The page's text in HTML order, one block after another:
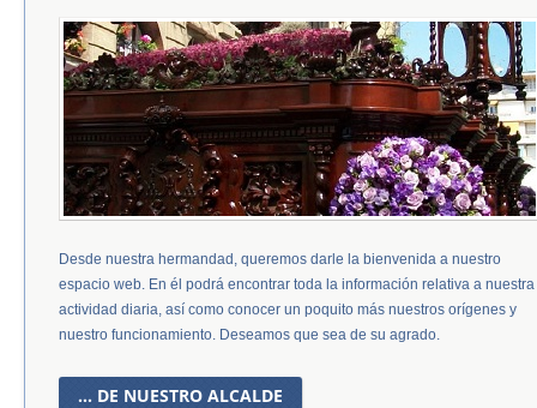
Desde nuestra hermandad, queremos darle la bienvenida a nuestro
espacio web. En él podrá encontrar toda la información relativa a nuestra
actividad diaria, así como conocer un poquito más nuestros orígenes y
nuestro funcionamiento. Deseamos que sea de su agrado.
... DE NUESTRO ALCALDE